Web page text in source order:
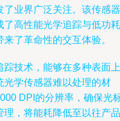
业界广泛关注。该传感器
高性能光学追踪与低功耗
了革命性的交互体验。
技术，能够在多种表面上
光学传感器难以处理的材
DPI的分辨率，确保光
，将能耗降低至以往产品